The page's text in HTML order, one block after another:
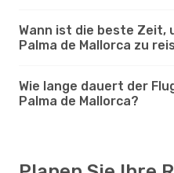
Wann ist die beste Zeit,
Palma de Mallorca zu
Wie lange dauert der
Palma de Mallorca?